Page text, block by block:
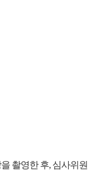
촬영한 후, 심사위원